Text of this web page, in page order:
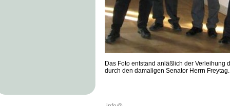
Das Foto entstand anläßlich der Verleihung
durch den damaligen Senator Herrn